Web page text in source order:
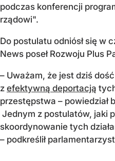
podczas konferencji
rządowi".
Do postulatu odniósł się w
News poseł Rozwoju Plus
– Uważam, że jest dziś
z efektywną deportacją
przestępstwa – powiedział
Jednym z postulatów, jaki
skoordynowanie tych
– podkreślił